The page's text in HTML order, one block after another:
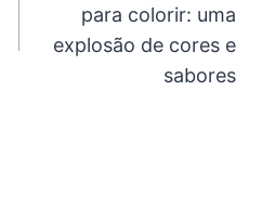
para colorir: uma
explosão de cores e
sabores